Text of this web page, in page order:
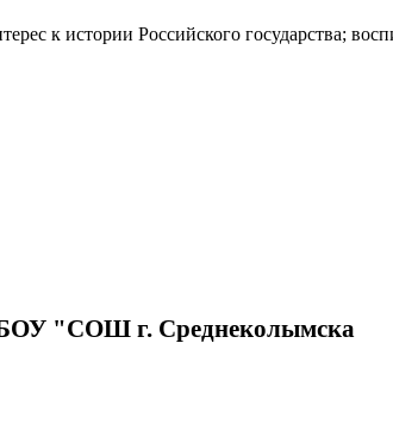
к истории Российского государства;
"СОШ г. Среднеколымска